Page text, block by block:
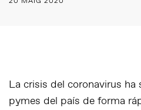
La crisis del coronavirus ha
pymes del país de forma